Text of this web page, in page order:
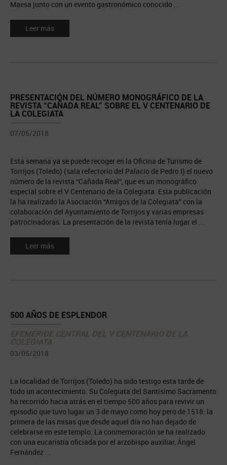
Maesa junto con un evento gastronómico conocido ...
Leer más
PRESENTACIÓN DEL NÚMERO MONOGRÁFICO DE LA
REVISTA “CAÑADA REAL” SOBRE EL V CENTENARIO DE
LA COLEGIATA
07/05/2018
Esta semana ya se puede recoger en la Oficina de Turismo de
Torrijos (Toledo) (sala refectorio del Palacio de Pedro I) el nuevo
número de la revista “Cañada Real”, que es un monográfico
especial sobre el V Centenario de la Colegiata. Esta publicación
la ha realizado la Asociación “Amigos de la Colegiata” con la
colaboración del Ayuntamiento de Torrijos y varias empresas
patrocinadoras. La presentación de la revista tenía lugar el ...
Leer más
500 AÑOS DE ESPLENDOR
EFEMÉRIDE CENTRAL DEL V CENTENARIO DE LA
COLEGIATA
03/05/2018
La localidad de Torrijos (Toledo) ha sido testigo esta tarde de
todo un acontecimiento. Su Colegiata del Santísimo Sacramento
ha recorrido hacia atrás en el tiempo 500 años para revivir un
episodio que tuvo lugar un 3 de mayo como hoy pero de 1518: la
primera de las misas que desde aquel día no han dejado de
celebrarse en este templo. La conmemoración se ha realizado
con una eucaristía oficiada por el arzobispo auxiliar, Ángel
Fernández ...